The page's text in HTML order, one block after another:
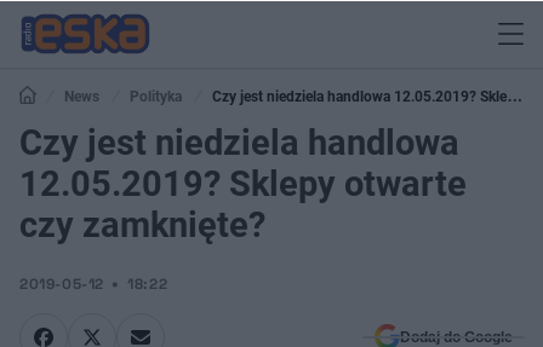
News Polityka
Czy jest niedziela handlowa 12.05.2019? Sklepy
otwarte czy zamknięte?
Czy jest niedziela handlowa
12.05.2019? Sklepy otwarte
czy zamknięte?
2019-05-12 18:22
Dodaj do Google